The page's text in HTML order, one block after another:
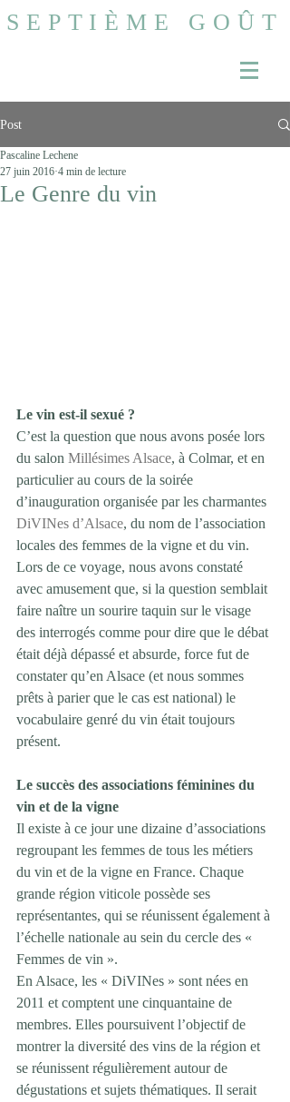
SEPTIÈME GOÛT
Post
Le Genre du vin
Pascaline Lechene
27 juin 2016 4 min de lecture
Le vin est-il sexué ?
C’est la question que nous avons posée lors
du salon Millésimes Alsace, à Colmar, et en
particulier au cours de la soirée
d’inauguration organisée par les charmantes
DiVINes d’Alsace, du nom de l’association
locales des femmes de la vigne et du vin.
Lors de ce voyage, nous avons constaté
avec amusement que, si la question semblait
faire naître un sourire taquin sur le visage
des interrogés comme pour dire que le débat
était déjà dépassé et absurde, force fut de
constater qu’en Alsace (et nous sommes
prêts à parier que le cas est national) le
vocabulaire genré du vin était toujours
présent.
Le succès des associations féminines du
vin et de la vigne
Il existe à ce jour une dizaine d’associations
regroupant les femmes de tous les métiers
du vin et de la vigne en France. Chaque
grande région viticole possède ses
représentantes, qui se réunissent également à
l’échelle nationale au sein du cercle des «
Femmes de vin ».
En Alsace, les « DiVINes » sont nées en
2011 et comptent une cinquantaine de
membres. Elles poursuivent l’objectif de
montrer la diversité des vins de la région et
se réunissent régulièrement autour de
dégustations et sujets thématiques. Il serait